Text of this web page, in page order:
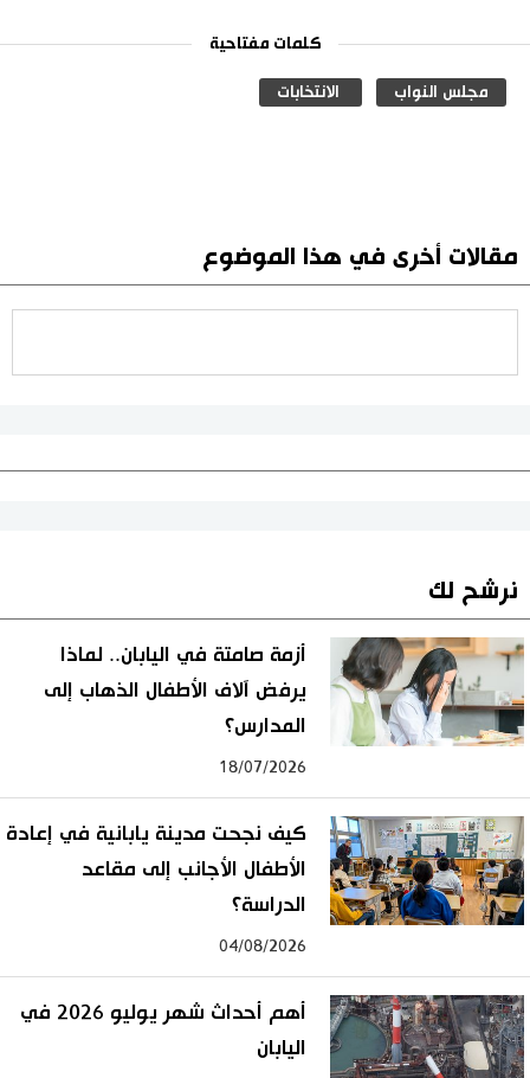
كلمات مفتاحية
مجلس النواب الانتخابات
مقالات أخرى في هذا الموضوع
نرشح لك
أزمة صامتة في اليابان.. لماذا
يرفض آلاف الأطفال الذهاب إلى
المدارس؟
18/07/2026
كيف نجحت مدينة يابانية في إعادة
الأطفال الأجانب إلى مقاعد
الدراسة؟
04/08/2026
أهم أحداث شهر يوليو 2026 في
اليابان